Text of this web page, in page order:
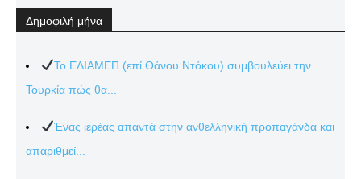
Δημοφιλή μήνα
Το ΕΛΙΑΜΕΠ (επί Θάνου Ντόκου) συμβουλεύει την
Τουρκία πώς θα...
Ένας ιερέας απαντά στην ανθελληνική προπαγάνδα και
απαριθμεί...